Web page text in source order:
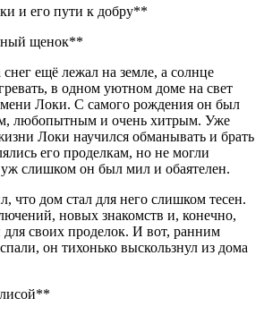
и его пути к добру**
щенок**
ещё лежал на земле, а солнце
в одном уютном доме на свет
Локи. С самого рождения он был
любопытным и очень хитрым. Уже
Локи научился обманывать и брать
его проделкам, но не могли
слишком он был мил и обаятелен.
дом стал для него слишком тесен.
новых знакомств и, конечно,
своих проделок. И вот, ранним
он тихонько выскользнул из дома